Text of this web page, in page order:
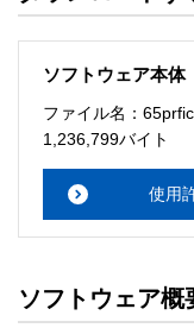
ソフトウェアのサ
・本サーバでは、
メーションセンタ
ルをお読み下さい
ソフトウェアの保証
・ソフトウェアの
ソフトウェア本体
ファイル名：
1,236,799バイト
使用
ソフトウェア概